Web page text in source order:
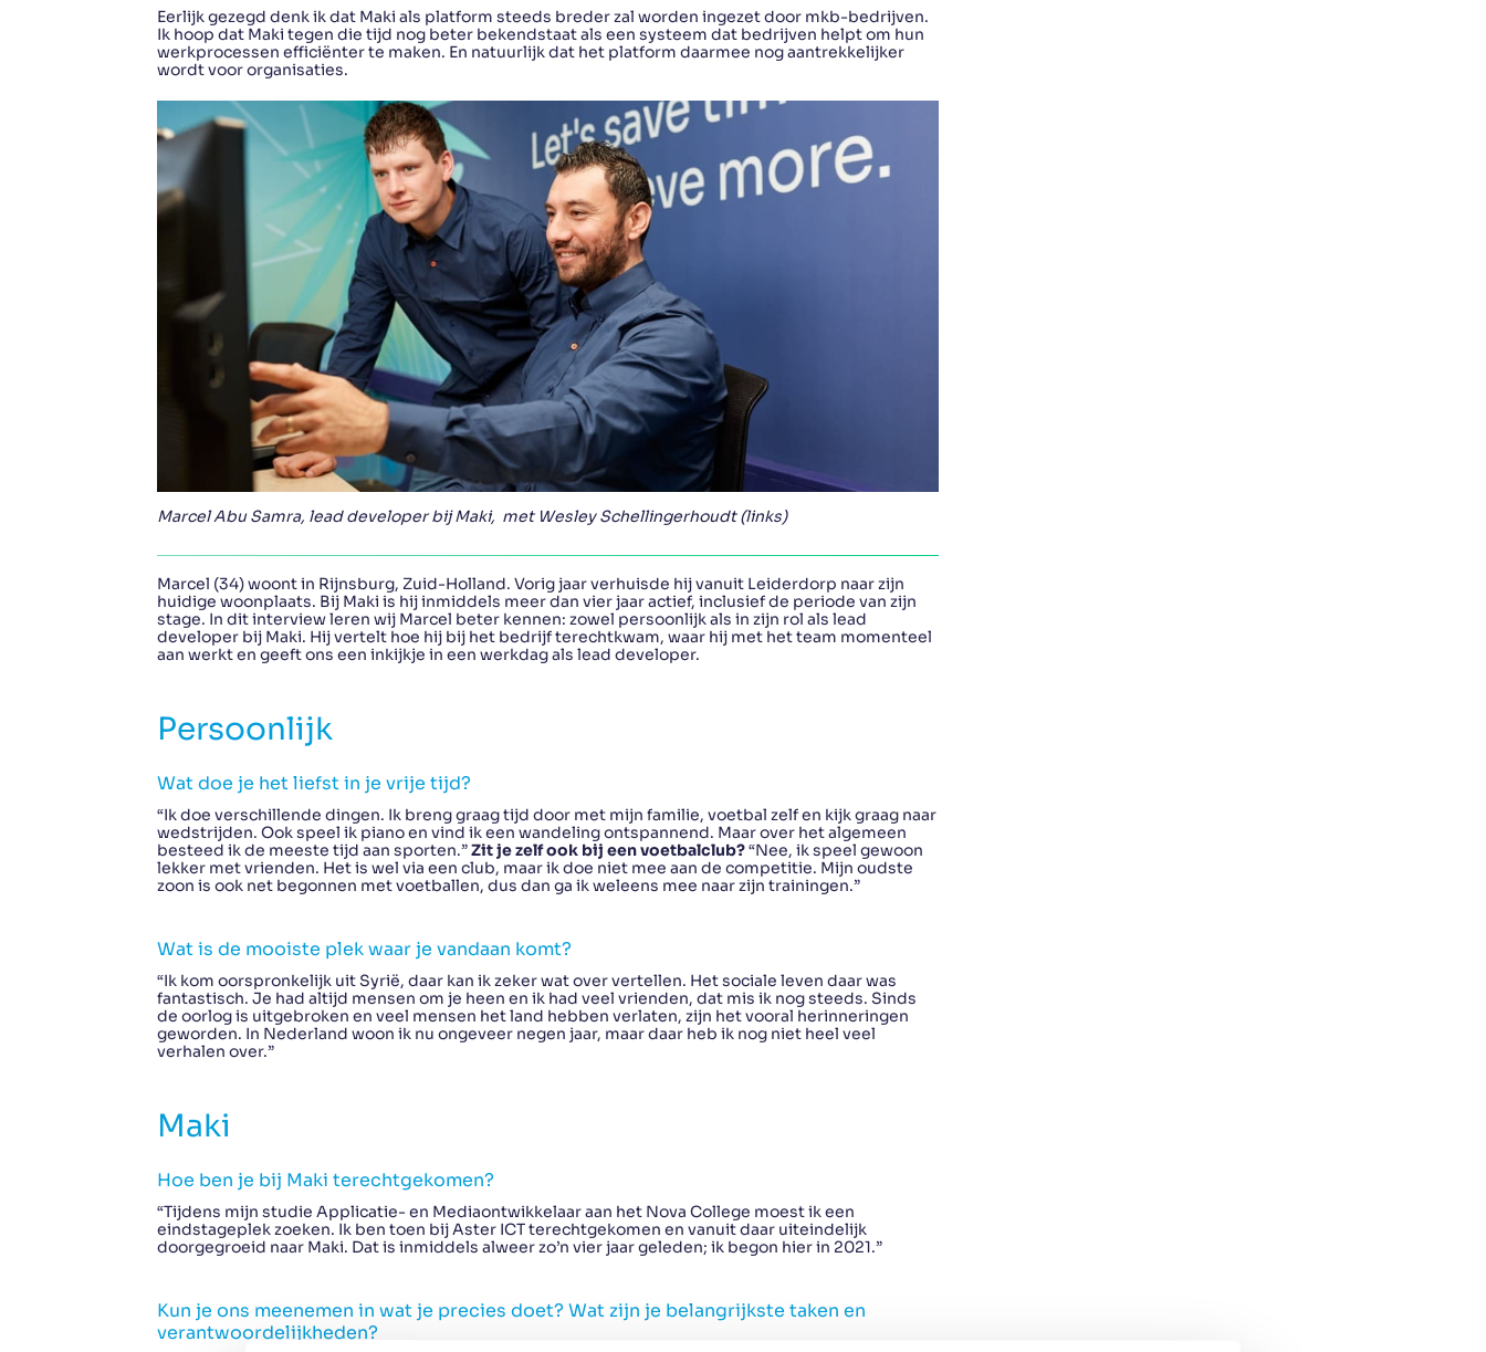
Eerlijk gezegd denk ik dat Maki als platform steeds breder zal worden ingezet door mkb-bedrijven.
Ik hoop dat Maki tegen die tijd nog beter bekendstaat als een systeem dat bedrijven helpt om hun
werkprocessen efficiënter te maken. En natuurlijk dat het platform daarmee nog aantrekkelijker
wordt voor organisaties.
Marcel Abu Samra, lead developer bij Maki, met Wesley Schellingerhoudt (links)
Marcel (34) woont in Rijnsburg, Zuid-Holland. Vorig jaar verhuisde hij vanuit Leiderdorp naar zijn
huidige woonplaats. Bij Maki is hij inmiddels meer dan vier jaar actief, inclusief de periode van zijn
stage. In dit interview leren wij Marcel beter kennen: zowel persoonlijk als in zijn rol als lead
developer bij Maki. Hij vertelt hoe hij bij het bedrijf terechtkwam, waar hij met het team momenteel
aan werkt en geeft ons een inkijkje in een werkdag als lead developer.
Persoonlijk
Wat doe je het liefst in je vrije tijd?
“Ik doe verschillende dingen. Ik breng graag tijd door met mijn familie, voetbal zelf en kijk graag naar
wedstrijden. Ook speel ik piano en vind ik een wandeling ontspannend. Maar over het algemeen
besteed ik de meeste tijd aan sporten.”Zit je zelf ook bij een voetbalclub?“Nee, ik speel gewoon
lekker met vrienden. Het is wel via een club, maar ik doe niet mee aan de competitie. Mijn oudste
zoon is ook net begonnen met voetballen, dus dan ga ik weleens mee naar zijn trainingen.”
Wat is de mooiste plek waar je vandaan komt?
“Ik kom oorspronkelijk uit Syrië, daar kan ik zeker wat over vertellen. Het sociale leven daar was
fantastisch. Je had altijd mensen om je heen en ik had veel vrienden, dat mis ik nog steeds. Sinds
de oorlog is uitgebroken en veel mensen het land hebben verlaten, zijn het vooral herinneringen
geworden. In Nederland woon ik nu ongeveer negen jaar, maar daar heb ik nog niet heel veel
verhalen over.”
Maki
Hoe ben je bij Maki terechtgekomen?
“Tijdens mijn studie Applicatie- en Mediaontwikkelaar aan het Nova College moest ik een
eindstageplek zoeken. Ik ben toen bij Aster ICT terechtgekomen en vanuit daar uiteindelijk
doorgegroeid naar Maki. Dat is inmiddels alweer zo’n vier jaar geleden; ik begon hier in 2021.”
Kun je ons meenemen in wat je precies doet? Wat zijn je belangrijkste taken en
verantwoordelijkheden?